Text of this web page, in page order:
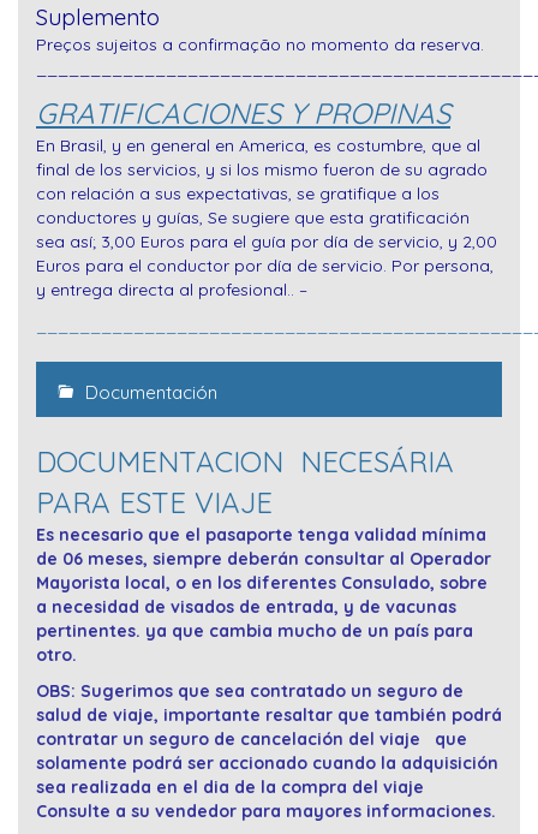
Suplemento
Preços sujeitos a confirmação no momento da reserva.
GRATIFICACIONES Y PROPINAS
En Brasil, y en general en America, es costumbre, que al
final de los servicios, y si los mismo fueron de su agrado
con relación a sus expectativas, se gratifique a los
conductores y guías, Se sugiere que esta gratificación
sea así; 3,00 Euros para el guía por día de servicio, y 2,00
Euros para el conductor por día de servicio. Por persona,
y entrega directa al profesional.. –
Documentación
DOCUMENTACION NECESÁRIA
PARA ESTE VIAJE
Es necesario que el pasaporte tenga validad mínima
de 06 meses, siempre deberán consultar al Operador
Mayorista local, o en los diferentes Consulado, sobre
a necesidad de visados de entrada, y de vacunas
pertinentes. ya que cambia mucho de un país para
otro.
OBS: Sugerimos que sea contratado un seguro de
salud de viaje, importante resaltar que también podrá
contratar un seguro de cancelación del viaje que
solamente podrá ser accionado cuando la adquisición
sea realizada en el dia de la compra del viaje
Consulte a su vendedor para mayores informaciones.